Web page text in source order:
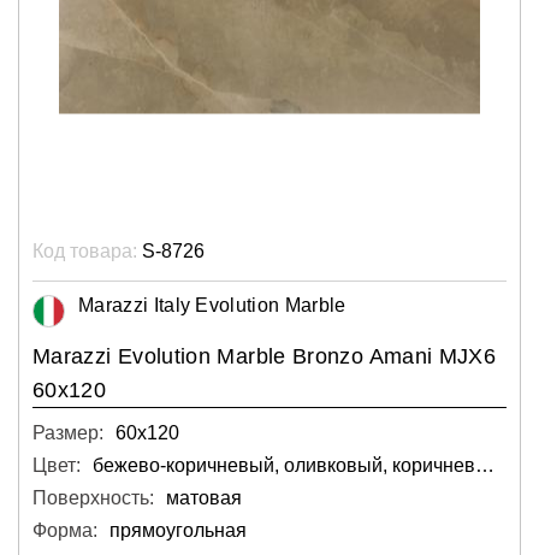
Код товара: S-8726
Marazzi Italy Evolution Marble
Marazzi Evolution Marble Bronzo Amani MJX6
60x120
Размер:
60х120
Цвет:
бежево-коричневый, оливковый, коричневый, тёмный
Поверхность:
матовая
Форма:
прямоугольная